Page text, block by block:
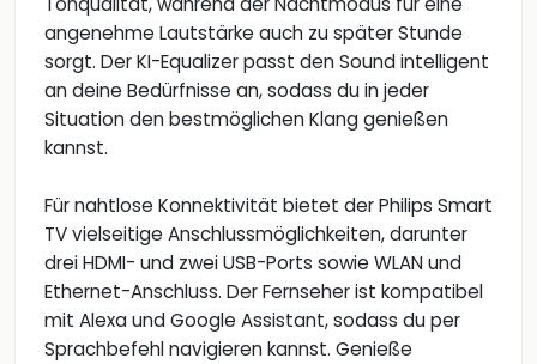
angenehme Lautstärke auch zu später Stunde
sorgt. Der KI-Equalizer passt den Sound intelligent
an deine Bedürfnisse an, sodass du in jeder
Situation den bestmöglichen Klang genießen
kannst.
Für nahtlose Konnektivität bietet der Philips Smart
TV vielseitige Anschlussmöglichkeiten, darunter
drei HDMI- und zwei USB-Ports sowie WLAN und
Ethernet-Anschluss. Der Fernseher ist kompatibel
mit Alexa und Google Assistant, sodass du per
Sprachbefehl navigieren kannst. Genieße